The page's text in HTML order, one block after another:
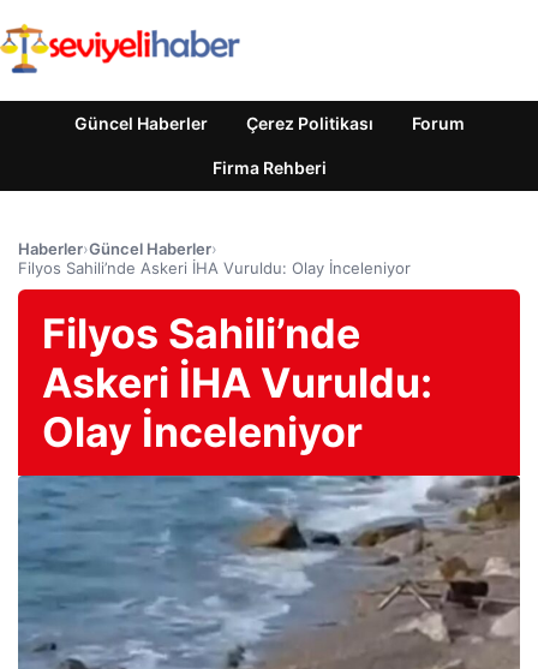
Güncel Haberler Çerez Politikası Forum
Firma Rehberi
Haberler›Güncel Haberler›
Filyos Sahili’nde Askeri İHA Vuruldu: Olay İnceleniyor
Filyos Sahili’nde
Askeri İHA Vuruldu:
Olay İnceleniyor